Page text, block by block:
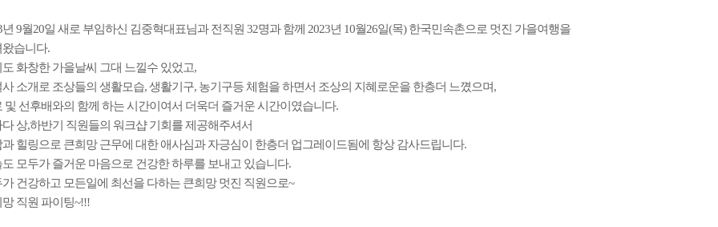
년 9월20일 새로 부임하신 김중혁대표님과 전직원 32명과 함께 2023년 10월26일(목) 한국민속촌으로 멋진 가을여행을
왔습니다.
도 화창한 가을날씨 그대 느낄수 있었고,
소개로 조상들의 생활모습, 생활기구, 농기구등 체험을 하면서 조상의 지혜로운을 한층더 느꼈으며,
및 선후배와의 함께 하는 시간이여서 더욱더 즐거운 시간이였습니다.
상,하반기 직원들의 워크샵 기회를 제공해주셔서
과 힐링으로 큰희망 근무에 대한 애사심과 자긍심이 한층더 업그레이드됨에 항상 감사드립니다.
도 모두가 즐거운 마음으로 건강한 하루를 보내고 있습니다.
가 건강하고 모든일에 최선을 다하는 큰희망 멋진 직원으로~
망 직원 파이팅~!!!